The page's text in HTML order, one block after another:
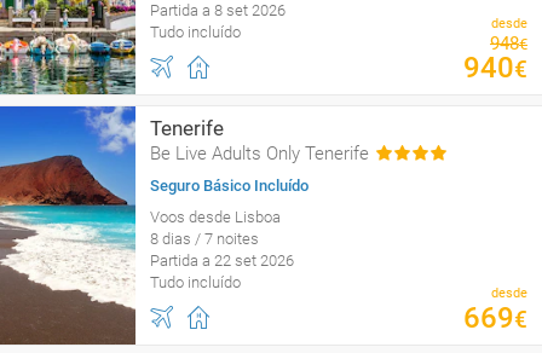
Partida a 8 set 2026
Tudo incluído
desde
948€
940€
Tenerife
Be Live Adults Only Tenerife
Seguro Básico Incluído
Voos desde Lisboa
8 dias / 7 noites
Partida a 22 set 2026
Tudo incluído
desde
669€